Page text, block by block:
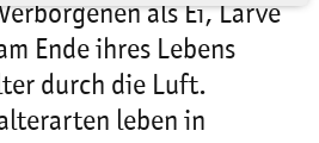
als Ei, Larve
Ende ihres Lebens
durch die Luft.
leben in